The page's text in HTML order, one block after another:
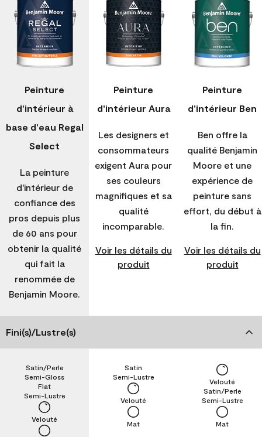
Peinture
d’intérieur à
base d'eau Regal
Select
La peinture
d'intérieur de
confiance des
pros depuis plus
de 60 ans pour
obtenir la qualité
qui fait la
renommée de
Benjamin Moore.
Peinture
d'intérieur Aura
Les designers et
consommateurs
exigent Aura pour
ses couleurs
magnifiques et sa
qualité
incomparable.
Voir les détails du
produit
Peinture
d'intérieur Ben
Ben offre la
qualité Benjamin
Moore et une
expérience de
peinture sans
effort, du début à
la fin.
Voir les détails du
produit
Fini(s)/Lustre(s)
Velouté
Semi-Lustre
Flat
Semi-Gloss
Satin/Perle
Mat
Velouté
Semi-Lustre
Satin
Mat
Semi-Lustre
Satin/Perle
Velouté